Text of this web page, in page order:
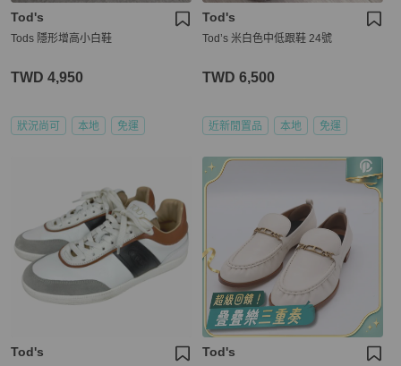
Tod's
Tods 隱形增高小白鞋
TWD 4,950
狀況尚可 本地 免運
Tod's
Tod’s 米白色中低跟鞋 24號
TWD 6,500
近新閒置品 本地 免運
Tod's Tod's